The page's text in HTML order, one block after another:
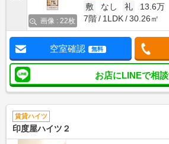
画像 : 22枚
敷
なし 礼
13.6万
7階
1LDK 30.26㎡
空室確認 無料
お店にLINEで相
賃貸ハイツ
印度屋ハイツ２